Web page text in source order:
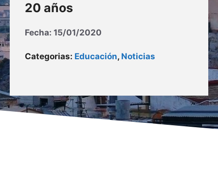
20 años
Fecha: 15/01/2020
Categorias: Educación, Noticias